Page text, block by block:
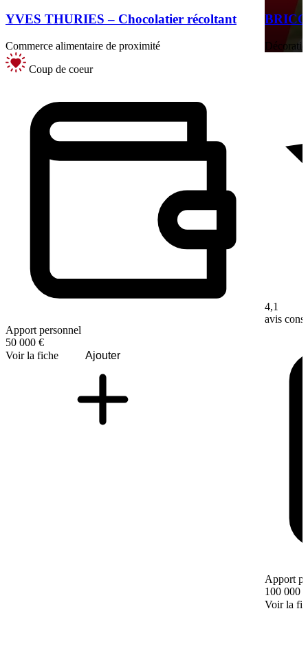
YVES THURIES – Chocolatier récoltant
Commerce alimentaire de proximité
Coup de coeur
Apport personnel
50 000 €
Voir la fiche
Ajouter
4,1
avis
Apport
100 000 €
Voir la